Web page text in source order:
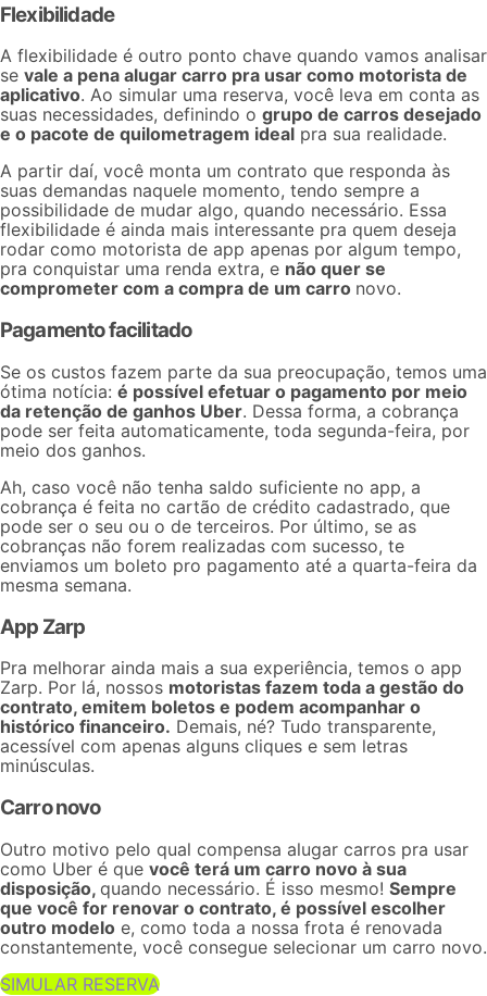
Flexibilidade
A flexibilidade é outro ponto chave quando vamos analisar
se vale a pena alugar carro pra usar como motorista de
aplicativo. Ao simular uma reserva, você leva em conta as
suas necessidades, definindo o grupo de carros desejado
e o pacote de quilometragem ideal pra sua realidade.
A partir daí, você monta um contrato que responda às
suas demandas naquele momento, tendo sempre a
possibilidade de mudar algo, quando necessário. Essa
flexibilidade é ainda mais interessante pra quem deseja
rodar como motorista de app apenas por algum tempo,
pra conquistar uma renda extra, e não quer se
comprometer com a compra de um carro novo.
Pagamento facilitado
Se os custos fazem parte da sua preocupação, temos uma
ótima notícia: é possível efetuar o pagamento por meio
da retenção de ganhos Uber. Dessa forma, a cobrança
pode ser feita automaticamente, toda segunda-feira, por
meio dos ganhos.
Ah, caso você não tenha saldo suficiente no app, a
cobrança é feita no cartão de crédito cadastrado, que
pode ser o seu ou o de terceiros. Por último, se as
cobranças não forem realizadas com sucesso, te
enviamos um boleto pro pagamento até a quarta-feira da
mesma semana.
App Zarp
Pra melhorar ainda mais a sua experiência, temos o app
Zarp. Por lá, nossos motoristas fazem toda a gestão do
contrato, emitem boletos e podem acompanhar o
histórico financeiro. Demais, né? Tudo transparente,
acessível com apenas alguns cliques e sem letras
minúsculas.
Carro novo
Outro motivo pelo qual compensa alugar carros pra usar
como Uber é que você terá um carro novo à sua
disposição, quando necessário. É isso mesmo! Sempre
que você for renovar o contrato, é possível escolher
outro modelo e, como toda a nossa frota é renovada
constantemente, você consegue selecionar um carro novo.
SIMULAR RESERVA